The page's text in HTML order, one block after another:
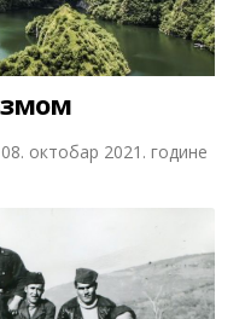
08. октобар 2021. године